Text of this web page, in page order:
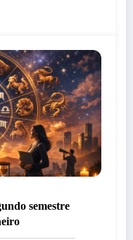
semestre